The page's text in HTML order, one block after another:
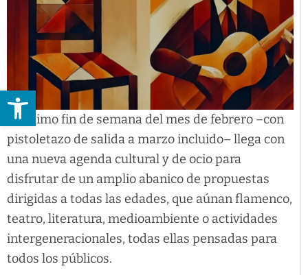
Abrir barra de herramientas
El último fin de semana del mes de febrero –con
pistoletazo de salida a marzo incluido– llega con
una nueva agenda cultural y de ocio para
disfrutar de un amplio abanico de propuestas
dirigidas a todas las edades, que aúnan flamenco,
teatro, literatura, medioambiente o actividades
intergeneracionales, todas ellas pensadas para
todos los públicos.